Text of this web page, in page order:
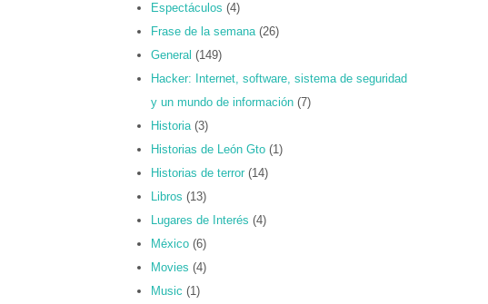
Espectáculos (4)
Frase de la semana(26)
General (149)
Hacker: Internet, software, sistema de seguridad
y un mundo de información (7)
Historia(3)
Historias de León Gto (1)
Historias de terror (14)
Libros (13)
Lugares de Interés (4)
México (6)
Movies (4)
Music (1)